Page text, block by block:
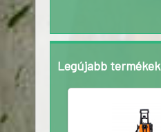
Legújabb termékek